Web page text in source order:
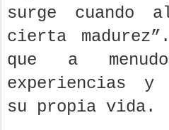
surge cuando
cierta
que a
experiencias y
su propia vida.